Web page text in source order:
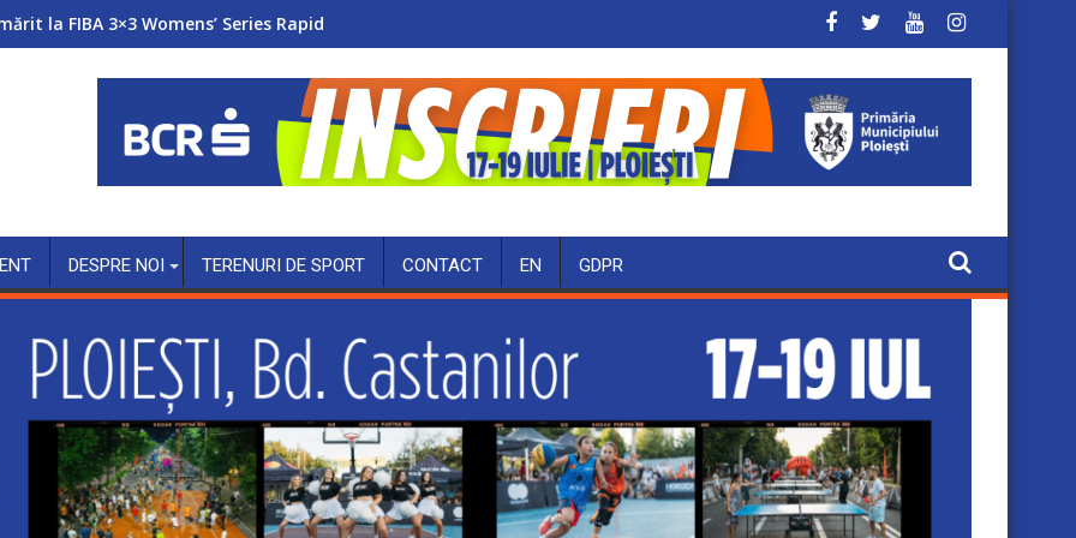
la FIBA 3×3 Womens’ Series Rapid
DESPRE NOI TERENURI DE SPORT CONTACT EN GDPR